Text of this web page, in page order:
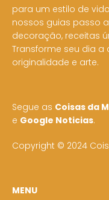
para um estilo de
nossos guias passo
decoração, receitas
Transforme seu dia
originalidade e arte.
Segue as Coisas da
e Google Noticias.
Copyright © 2024
MENU